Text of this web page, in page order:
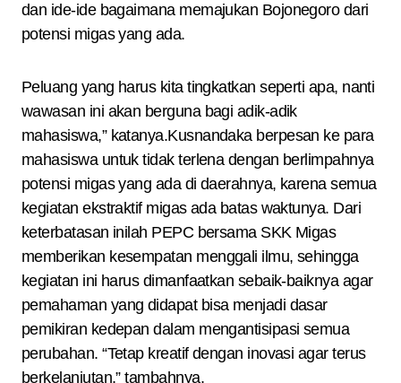
dan ide-ide bagaimana memajukan Bojonegoro dari
potensi migas yang ada.
Peluang yang harus kita tingkatkan seperti apa, nanti
wawasan ini akan berguna bagi adik-adik
mahasiswa,” katanya.Kusnandaka berpesan ke para
mahasiswa untuk tidak terlena dengan berlimpahnya
potensi migas yang ada di daerahnya, karena semua
kegiatan ekstraktif migas ada batas waktunya. Dari
keterbatasan inilah PEPC bersama SKK Migas
memberikan kesempatan menggali ilmu, sehingga
kegiatan ini harus dimanfaatkan sebaik-baiknya agar
pemahaman yang didapat bisa menjadi dasar
pemikiran kedepan dalam mengantisipasi semua
perubahan. “Tetap kreatif dengan inovasi agar terus
berkelanjutan,” tambahnya.